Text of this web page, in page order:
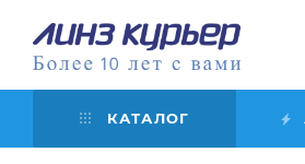
КАТАЛОГ